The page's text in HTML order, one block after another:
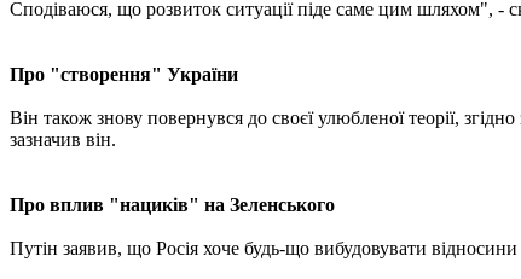
Сподіваюся, що розвиток ситуації піде саме цим шляхом", -
Про "створення" України
Він також знову повернувся до своєї улюбленої теорії,
зазначив він.
Про вплив "нациків" на Зеленського
Путін заявив, що Росія хоче будь-що вибудовувати